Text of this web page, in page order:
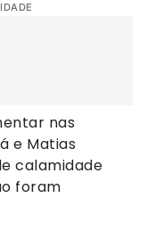
nas
e Matias
calamidade
foram